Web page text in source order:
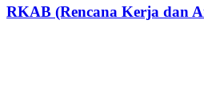
RKAB (Rencana Kerja dan